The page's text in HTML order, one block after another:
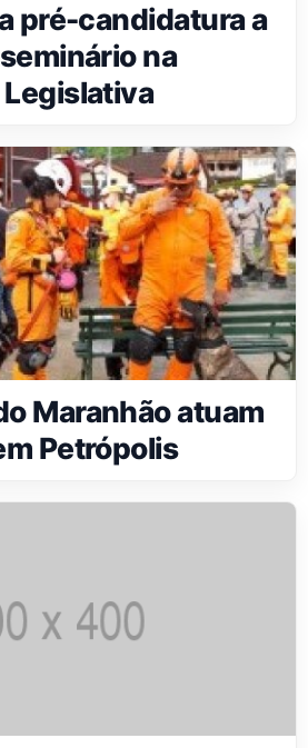
pré-candidatura a
na
Maranhão atuam
Petrópolis